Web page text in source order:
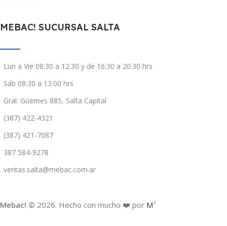
MEBAC! SUCURSAL SALTA
Lun a Vie 08:30 a 12:30 y de 16:30 a 20:30 hrs
Sáb 08:30 a 13:00 hrs
Gral. Güemes 885, Salta Capital
(387) 422-4321
(387) 421-7087
387 584-9278
ventas.salta@mebac.com.ar
Mebac! © 2026. Hecho con mucho ❤️ por M 2